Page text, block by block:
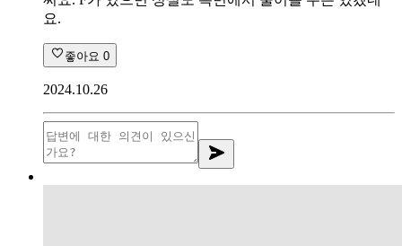
요.
좋아요 0
2024.10.26